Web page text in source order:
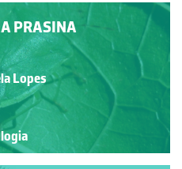
PRASINA
Lopes